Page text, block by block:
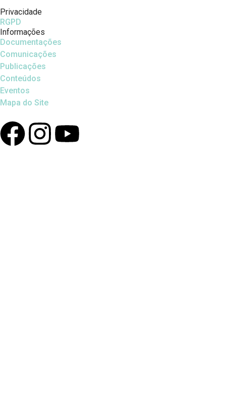
Privacidade
RGPD
Informações
Documentações
Comunicações
Publicações
Conteúdos
Eventos
Mapa do Site